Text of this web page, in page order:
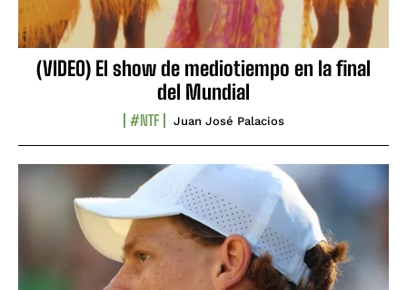
(VIDEO) El show de mediotiempo en la final
del Mundial
#NTF Juan José Palacios